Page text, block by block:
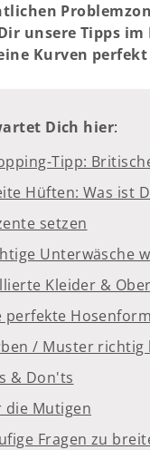
unsere Tipps
Kurven perfekt
Dich hier:
Tipp:
Hüften: Was ist
setzen
Unterwäsche
Kleider &
perfekte Hosenform
/ Muster richtig
& Don'ts
die Mutigen
Fragen zu